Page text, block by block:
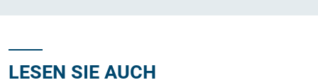
LESEN SIE AUCH